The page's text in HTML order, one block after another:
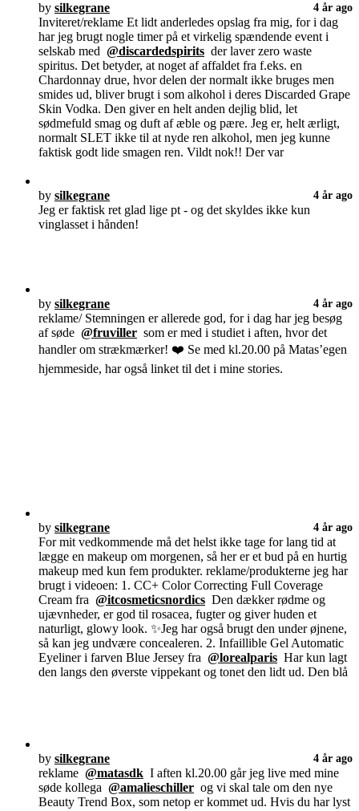
by silkegrane 4 år ago
Inviteret/reklame Et lidt anderledes opslag fra mig, for i dag
har jeg brugt nogle timer på et virkelig spændende event i
selskab med @discardedspirits der laver zero waste
spiritus. Det betyder, at noget af affaldet fra f.eks. en
Chardonnay drue, hvor delen der normalt ikke bruges men
smides ud, bliver brugt i som alkohol i deres Discarded Grape
Skin Vodka. Den giver en helt anden dejlig blid, let
sødmefuld smag og duft af æble og pære. Jeg er, helt ærligt,
normalt SLET ikke til at nyde ren alkohol, men jeg kunne
faktisk godt lide smagen ren. Vildt nok!! Der var
by silkegrane 4 år ago
Jeg er faktisk ret glad lige pt - og det skyldes ikke kun
vinglasset i hånden!
by silkegrane 4 år ago
reklame/ Stemningen er allerede god, for i dag har jeg besøg
af søde @fruviller som er med i studiet i aften, hvor det
handler om strækmærker! ❤️ Se med kl.20.00 på Matas’egen
hjemmeside, har også linket til det i mine stories.
by silkegrane 4 år ago
For mit vedkommende må det helst ikke tage for lang tid at
lægge en makeup om morgenen, så her er et bud på en hurtig
makeup med kun fem produkter. reklame/produkterne jeg har
brugt i videoen: 1. CC+ Color Correcting Full Coverage
Cream fra @itcosmeticsnordics Den dækker rødme og
ujævnheder, er god til rosacea, fugter og giver huden et
naturligt, glowy look. ✨Jeg har også brugt den under øjnene,
så kan jeg undvære concealeren. 2. Infaillible Gel Automatic
Eyeliner i farven Blue Jersey fra @lorealparis Har kun lagt
den langs den øverste vippekant og tonet den lidt ud. Den blå
by silkegrane 4 år ago
reklame @matasdk I aften kl.20.00 går jeg live med mine
søde kollega @amalieschiller og vi skal tale om den nye
Beauty Trend Box, som netop er kommet ud. Hvis du har lyst